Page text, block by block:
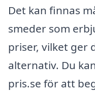
Det kan finnas
smeder som
priser, vilket ger
alternativ. Du
pris.se för att